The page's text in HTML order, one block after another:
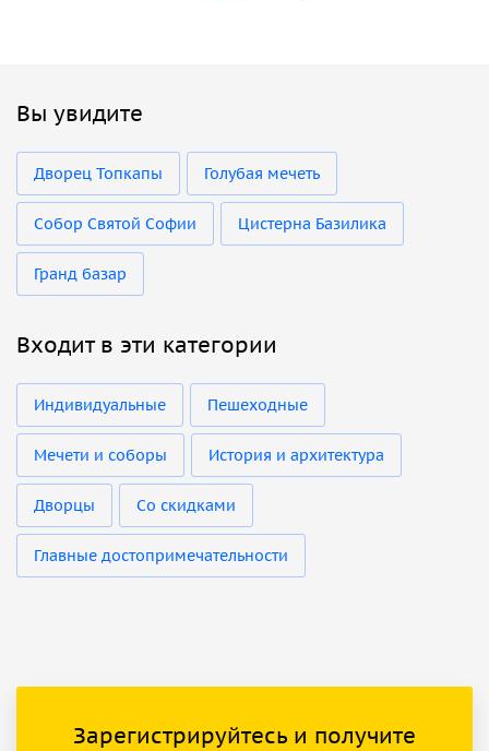
Вы увидите
Дворец Топкапы Голубая мечеть
Собор Святой Софии Цистерна Базилика
Гранд базар
Входит в эти категории
Индивидуальные Пешеходные
Мечети и соборы История и архитектура
Дворцы Со скидками
Главные достопримечательности
Зарегистрируйтесь и получите